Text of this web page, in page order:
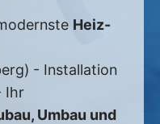
Heiz-
- Installation
Ihr
Umbau und